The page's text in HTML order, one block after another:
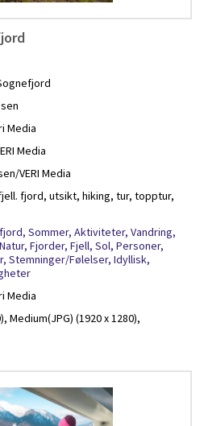
Media
Media
VERI Media
fjord, utsikt, hiking, tur, topptur,
Sommer, Aktiviteter, Vandring,
Natur, Fjorder, Fjell, Sol, Personer,
Stemninger/Følelser, Idyllisk,
Media
Medium(JPG) (1920 x 1280),